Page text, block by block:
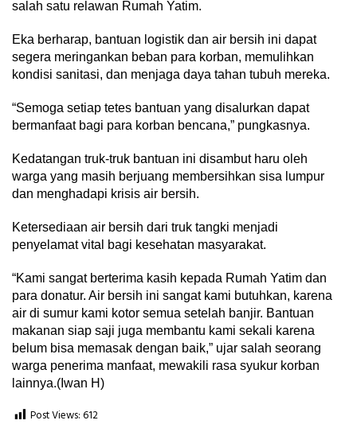
salah satu relawan Rumah Yatim.
Eka berharap, bantuan logistik dan air bersih ini dapat
segera meringankan beban para korban, memulihkan
kondisi sanitasi, dan menjaga daya tahan tubuh mereka.
“Semoga setiap tetes bantuan yang disalurkan dapat
bermanfaat bagi para korban bencana,” pungkasnya.
Kedatangan truk-truk bantuan ini disambut haru oleh
warga yang masih berjuang membersihkan sisa lumpur
dan menghadapi krisis air bersih.
Ketersediaan air bersih dari truk tangki menjadi
penyelamat vital bagi kesehatan masyarakat.
“Kami sangat berterima kasih kepada Rumah Yatim dan
para donatur. Air bersih ini sangat kami butuhkan, karena
air di sumur kami kotor semua setelah banjir. Bantuan
makanan siap saji juga membantu kami sekali karena
belum bisa memasak dengan baik,” ujar salah seorang
warga penerima manfaat, mewakili rasa syukur korban
lainnya.(Iwan H)
Post Views:612